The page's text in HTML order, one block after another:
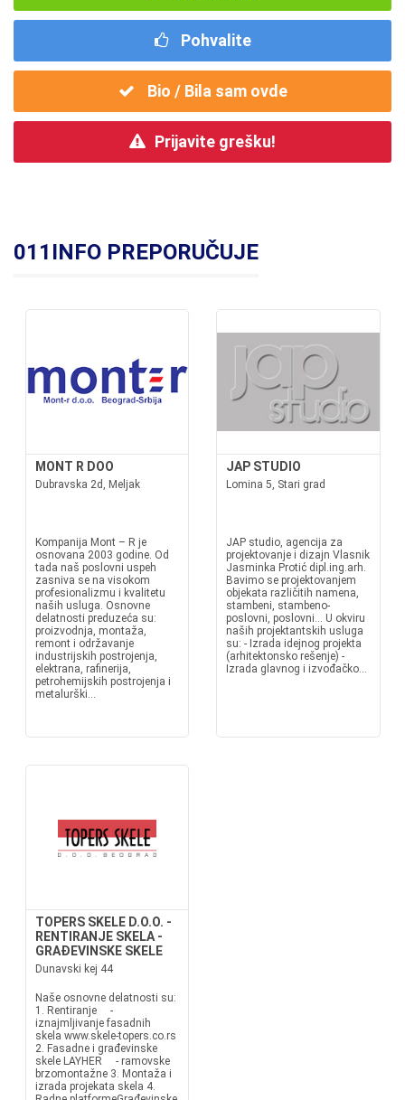
Pohvalite
Bio / Bila sam ovde
Prijavite grešku!
011INFO PREPORUČUJE
MONT R DOO
Dubravska 2d, Meljak
Kompanija Mont – R je
osnovana 2003 godine. Od
tada naš poslovni uspeh
zasniva se na visokom
profesionalizmu i kvalitetu
naših usluga. Osnovne
delatnosti preduzeća su:
proizvodnja, montaža,
remont i održavanje
industrijskih postrojenja,
elektrana, rafinerija,
petrohemijskih postrojenja i
metalurški...
JAP STUDIO
Lomina 5, Stari grad
JAP studio, agencija za
projektovanje i dizajn Vlasnik
Jasminka Protić dipl.ing.arh.
Bavimo se projektovanjem
objekata različitih namena,
stambeni, stambeno-
poslovni, poslovni... U okviru
naših projektantskih usluga
su: - Izrada idejnog projekta
(arhitektonsko rešenje) -
Izrada glavnog i izvođačko...
TOPERS SKELE D.O.O. -
RENTIRANJE SKELA -
GRAĐEVINSKE SKELE
Dunavski kej 44
Naše osnovne delatnosti su:
1. Rentiranje -
iznajmljivanje fasadnih
skela www.skele-topers.co.rs
2. Fasadne i građevinske
skele LAYHER - ramovske
brzomontažne 3. Montaža i
izrada projekata skela 4.